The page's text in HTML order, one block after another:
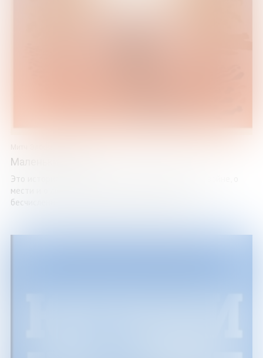
Маленький лжец
Это история о великом обмане, великой правде, о войне, о
мести и о любви, прочность которой проверяется
бесчисленными испытаниями. Действие романа ...